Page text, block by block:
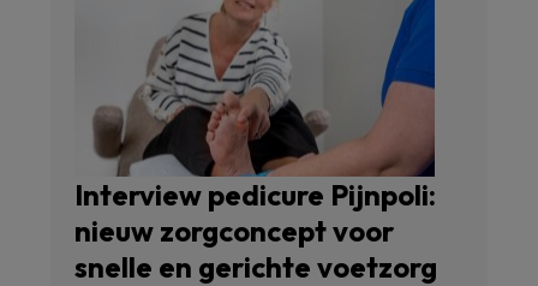
Interview pedicure Pijnpoli:
nieuw zorgconcept voor
snelle en gerichte voetzorg